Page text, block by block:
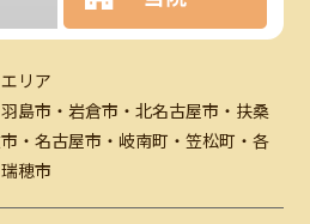
リア
島市・岩倉市・北名古屋市・扶桑
・名古屋市・岐南町・笠松町・各
穂市